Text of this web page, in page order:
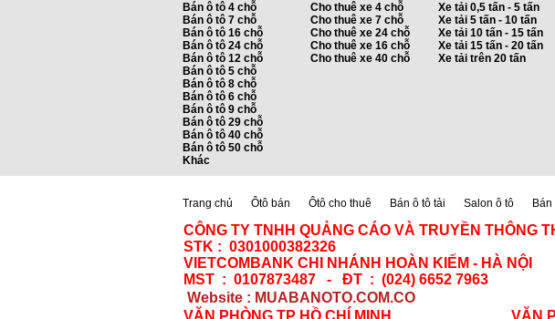
Bán ô tô 4 chỗ
Bán ô tô 7 chỗ
Bán ô tô 16 chỗ
Bán ô tô 24 chỗ
Bán ô tô 12 chỗ
Bán ô tô 5 chỗ
Bán ô tô 8 chỗ
Bán ô tô 6 chỗ
Bán ô tô 9 chỗ
Bán ô tô 29 chỗ
Bán ô tô 40 chỗ
Bán ô tô 50 chỗ
Khác
Cho thuê xe 4 chỗ
Cho thuê xe 7 chỗ
Cho thuê xe 24 chỗ
Cho thuê xe 16 chỗ
Cho thuê xe 40 chỗ
Xe tải 0,5 tấn - 5 tấn
Xe tải 5 tấn - 10 tấn
Xe tải 10 tấn - 15 tấn
Xe tải 15 tấn - 20 tấn
Xe tải trên 20 tấn
Trang chủ Ôtô bán Ôtô cho thuê Bán ô tô tải Salon ô tô
CÔNG TY TNHH QUẢNG CÁO VÀ TRUYỀN THÔNG
STK : 0301000382326
VIETCOMBANK CHI NHÁNH HOÀN KIẾM - HÀ NỘI
MST : 0107873487 - ĐT : (024) 6652 7963
Website : MUABANOTO.COM.CO
VĂN PHÒNG TP HỒ CHÍ MINH
VĂN